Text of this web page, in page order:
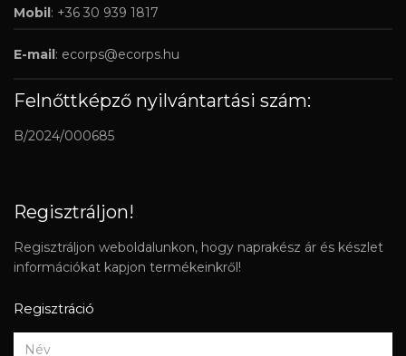
Mobil: +36 30 939 1817
E-mail: ecorps@ecorps.hu
Felnőttképző nyilvántartási szám:
B/2024/000685
Regisztráljon!
Regisztráljon weboldalunkon, hogy naprakész ár és készlet
információkat kapjon termékeinkről!
Regisztráció